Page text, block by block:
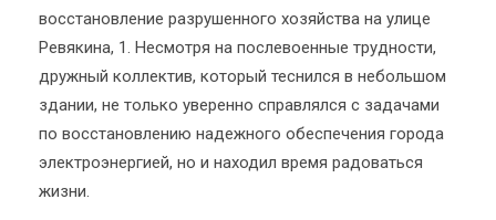
восстановление разрушенного хозяйства на улице
Ревякина, 1. Несмотря на послевоенные трудности,
дружный коллектив, который теснился в небольшом
здании, не только уверенно справлялся с задачами
по восстановлению надежного обеспечения города
электроэнергией, но и находил время радоваться
жизни.